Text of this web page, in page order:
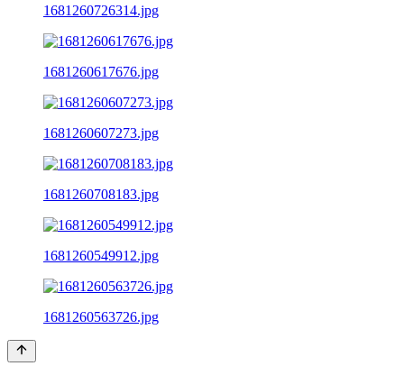
1681260726314.jpg
1681260617676.jpg
1681260607273.jpg
1681260708183.jpg
1681260549912.jpg
1681260563726.jpg